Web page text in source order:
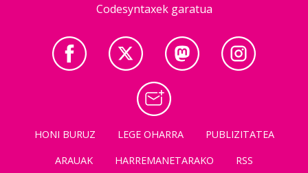
Codesyntaxek garatua
HONI BURUZ LEGE OHARRA
PUBLIZITATEA
ARAUAK
HARREMANETARAKO RSS